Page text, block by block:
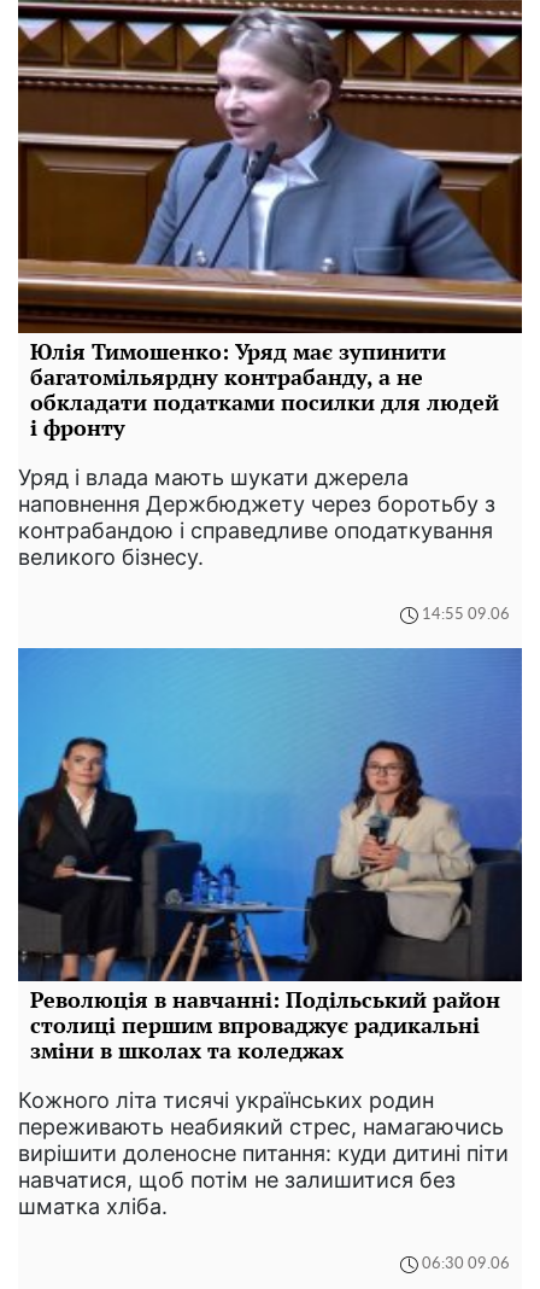
Юлія Тимошенко: Уряд має зупинити
багатомільярдну контрабанду, а не
обкладати податками посилки для людей
і фронту
Уряд і влада мають шукати джерела
наповнення Держбюджету через боротьбу з
контрабандою і справедливе оподаткування
великого бізнесу.
14:55 09.06
Революція в навчанні: Подільський район
столиці першим впроваджує радикальні
зміни в школах та коледжах
Кожного літа тисячі українських родин
переживають неабиякий стрес, намагаючись
вирішити доленосне питання: куди дитині піти
навчатися, щоб потім не залишитися без
шматка хліба.
06:30 09.06